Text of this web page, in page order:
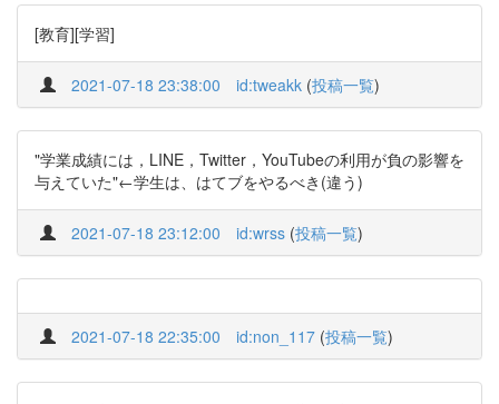
[教育][学習]
2021-07-18 23:38:00 id:tweakk (投稿一覧)
"学業成績には，LINE，Twitter，YouTubeの利用が負の影響を
与えていた"←学生は、はてブをやるべき(違う)
2021-07-18 23:12:00 id:wrss (投稿一覧)
2021-07-18 22:35:00 id:non_117 (投稿一覧)